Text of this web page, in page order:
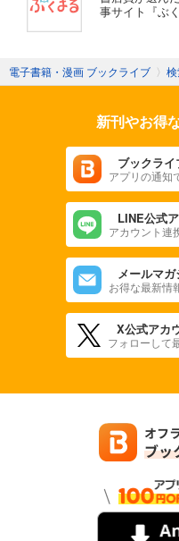
事サイト『ぶ
電子書籍・漫画 ブックライブ 〉
新刊やお得
ブックライ
アプリの通知
LINE公式
アカウント連
メールマガ
お得な最新情
X公式アカ
フォローして